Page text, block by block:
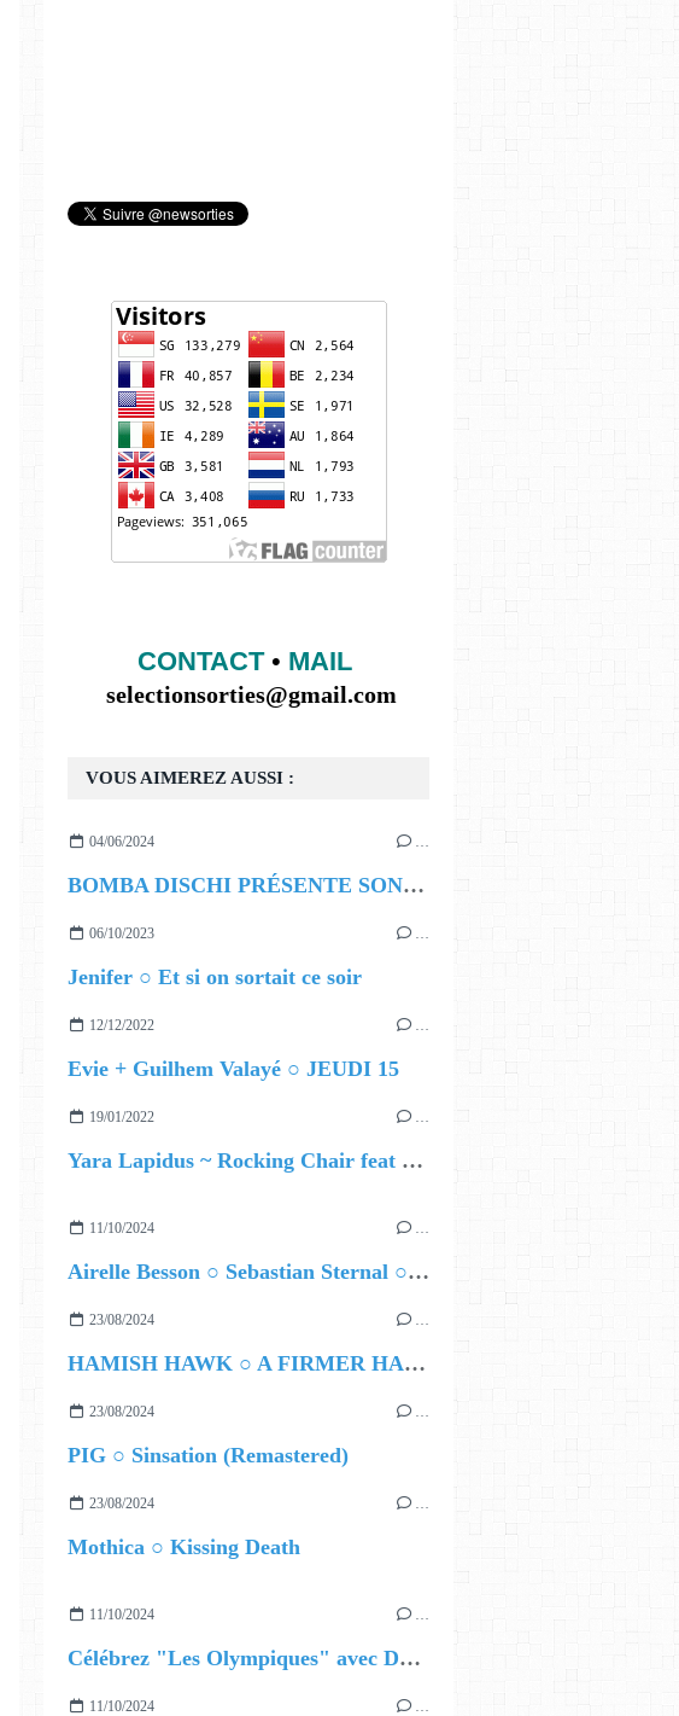
VOUS AIMEREZ AUSSI :
04/06/2024 …
BOMBA DISCHI PRÉSENTE SON PREMIER FESTIVAL
06/10/2023 …
Jenifer ○ Et si on sortait ce soir
12/12/2022 …
Evie + Guilhem Valayé ○ JEUDI 15
19/01/2022 …
Yara Lapidus ~ Rocking Chair feat Thomas Monica
11/10/2024 …
Airelle Besson ○ Sebastian Sternal ○ Jonas Burgwinkel
23/08/2024 …
HAMISH HAWK ○ A FIRMER HAND
23/08/2024 …
PIG ○ Sinsation (Remastered)
23/08/2024 …
Mothica ○ Kissing Death
11/10/2024 …
Célébrez "Les Olympiques" avec DVTR !
11/10/2024 …
CONTACT• MAIL
selectionsorties@gmail.com